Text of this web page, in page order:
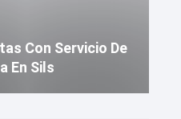
Con Servicio De
En Sils